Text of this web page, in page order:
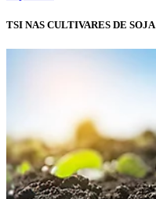
TSI NAS CULTIVARES DE SOJA